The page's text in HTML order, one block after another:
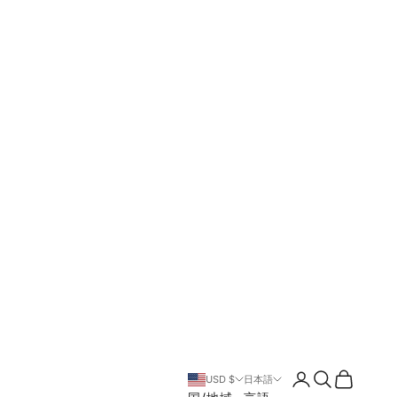
USD $ 日本語 ログイン
検索カート